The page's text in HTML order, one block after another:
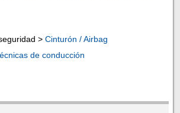
> Cinturón / Airbag
de conducción